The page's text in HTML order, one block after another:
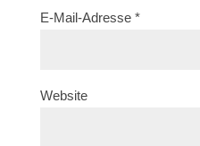
E-Mail-Adresse *
Website